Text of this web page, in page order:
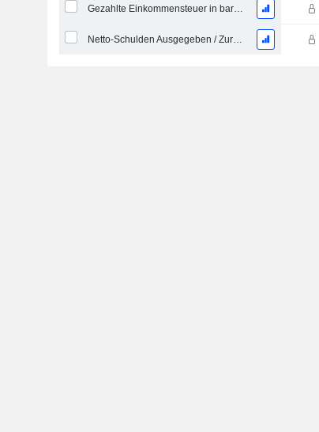
Gezahlte Einkommensteuer in bar (Rückerstattung)
Netto-Schulden Ausgegeben / Zurückgezahlt - (Modellspezifisch)